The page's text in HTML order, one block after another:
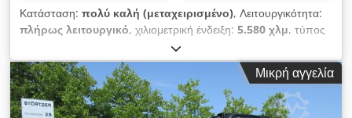
Κατάσταση: πολύ καλή (μεταχειρισμένο), Λειτουργικότητα:
πλήρως λειτουργικό, χιλιομετρική ένδειξη: 5.580 χλμ, τύπος
, τύπος καυσίμου:
κίτρινο, συνολικό βάρος:7.300 κιλ, κενό βάρος:6.600 κιλ,
λειτουργικό βάρος:8.200 κιλ , αριθμός θέσεων: 2, Έτος
κατασκευής:2012, ώρες λειτουργίας:5.580 h, Εξοπλισμός:
κλείδωμα διαφορικού, ρυθμιζόμενο πλαίσιο, τετρακίνηση,
Μικρή αγγελία